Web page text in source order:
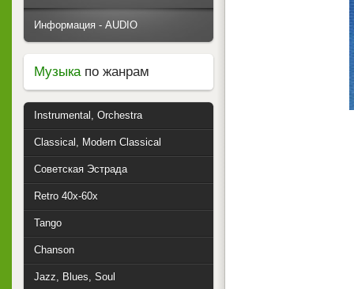
Информация - AUDIO
Музыкапо жанрам
Instrumental, Orchestra
Classical, Modern Classical
Советская Эстрада
Retro 40x-60x
Tango
Chanson
Jazz, Blues, Soul